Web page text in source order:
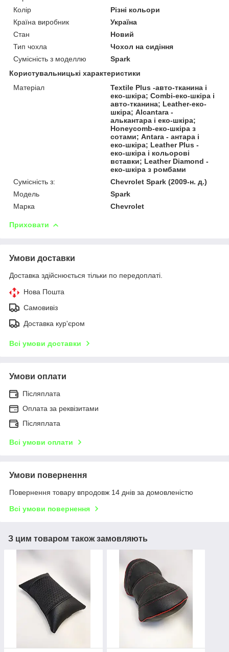
Колір
Різні кольори
Країна виробник
Україна
Стан
Новий
Тип чохла
Чохол на сидіння
Сумісність з моделлю
Spark
Користувальницькі характеристики
Матеріал
Textile Plus -авто-тканина і
еко-шкіра; Combi-еко-шкіра і
авто-тканина; Leather-еко-
шкіра; Alcantara -
алькантара і еко-шкіра;
Honeycomb-еко-шкіра з
сотами; Antara - антара і
еко-шкіра; Leather Plus -
еко-шкіра і кольорові
вставки; Leather Diamond -
еко-шкіра з ромбами
Сумісність з:
Chevrolet Spark (2009-н. д.)
Модель
Spark
Марка
Chevrolet
Приховати
Умови доставки
Доставка здійснюється тільки по передоплаті.
Нова Пошта
Самовивіз
Доставка кур'єром
Всі умови доставки
Умови оплати
Післяплата
Оплата за реквізитами
Післяплата
Всі умови оплати
Умови повернення
Повернення товару впродовж 14 днів за домовленістю
Всі умови повернення
З цим товаром також замовляють